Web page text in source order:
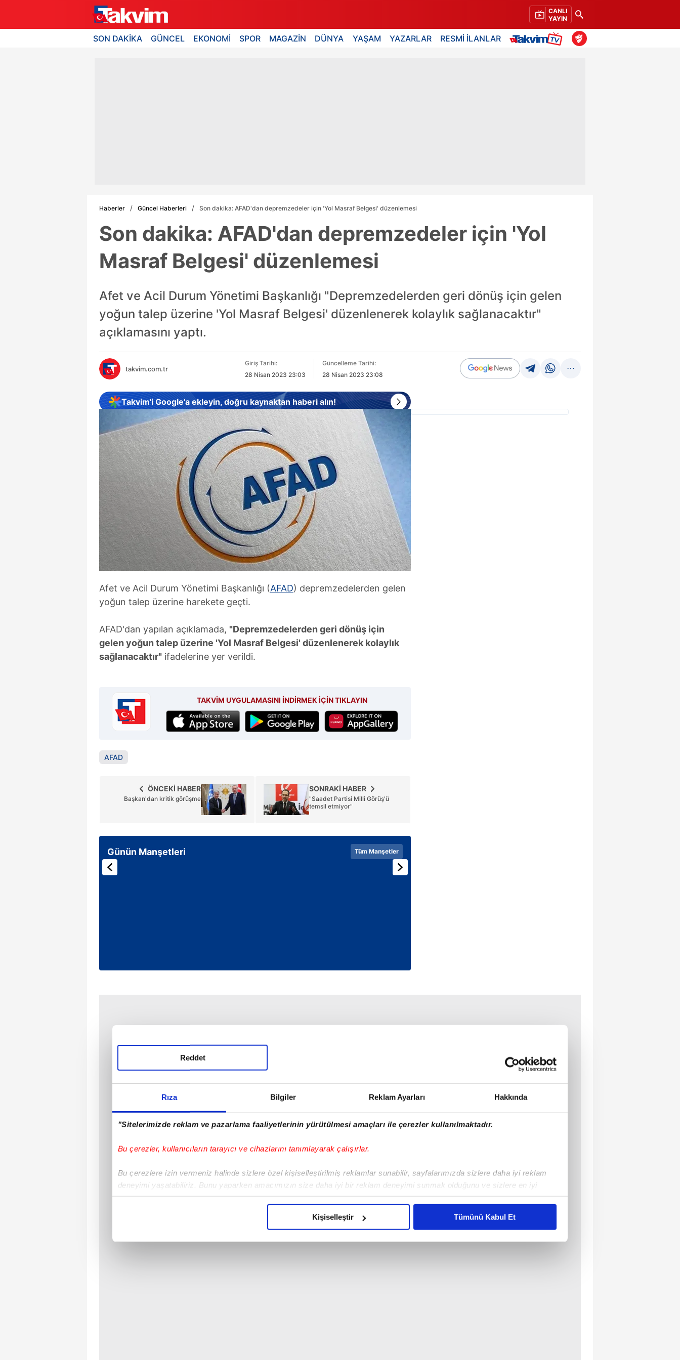
Rıza Bilgiler Reklam Ayarları Hakkında
"Sitelerimizde reklam ve pazarlama faaliyetlerinin yürütülmesi amaçları ile çerezler kullanılmaktadır.
Bu çerezler, kullanıcıların tarayıcı ve cihazlarını tanımlayarak çalışırlar.
Bu çerezlere izin vermeniz halinde sizlere özel kişiselleştirilmiş reklamlar sunabilir, sayfalarımızda sizlere daha iyi reklam
deneyimi yaşatabiliriz. Bunu yaparken amacımızın size daha iyi bir reklam deneyimi sunmak olduğunu ve sizlere en iyi
içerikleri sunabilmek adına elimizden gelen çabayı gösterdiğimizi ve bu noktada, reklamların maliyetlerimizi karşılamak
Reddet
Kişiselleştir Tümünü Kabul Et
CANLI
YAYIN
SON DAKİKA GÜNCEL EKONOMİ SPOR MAGAZİN DÜNYA YAŞAM YAZARLAR RESMİ İLANLAR
Haberler Güncel Haberleri Son dakika: AFAD'dan depremzedeler için 'Yol Masraf Belgesi' düzenlemesi
Son dakika: AFAD'dan depremzedeler için 'Yol
Masraf Belgesi' düzenlemesi
Afet ve Acil Durum Yönetimi Başkanlığı "Depremzedelerden geri dönüş için gelen
yoğun talep üzerine 'Yol Masraf Belgesi' düzenlenerek kolaylık sağlanacaktır"
açıklamasını yaptı.
takvim.com.tr
Giriş Tarihi:
28 Nisan 2023 23:03
Güncelleme Tarihi:
28 Nisan 2023 23:08
Takvim'i Google'a ekleyin, doğru kaynaktan haberi alın!
Afet ve Acil Durum Yönetimi Başkanlığı (AFAD) depremzedelerden gelen
yoğun talep üzerine harekete geçti.
AFAD'dan yapılan açıklamada, "Depremzedelerden geri dönüş için
gelen yoğun talep üzerine 'Yol Masraf Belgesi' düzenlenerek kolaylık
sağlanacaktır" ifadelerine yer verildi.
TAKVİM UYGULAMASINI İNDİRMEK İÇİN TIKLAYIN
AFAD
SONRAKİ HABER
"Saadet Partisi Milli Görüş'ü
temsil etmiyor"
ÖNCEKİ HABER
Başkan'dan kritik görüşme
Günün Manşetleri Tüm Manşetler